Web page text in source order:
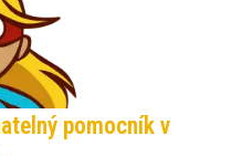
pomocník v